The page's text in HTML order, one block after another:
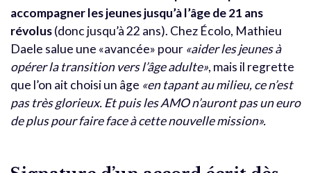
accompagner les jeunes jusqu’à l’âge de 21 ans
révolus(donc jusqu’à 22 ans). Chez Écolo, Mathieu
Daele salue une «avancée» pour «aider les jeunes à
opérer la transition vers l’âge adulte», mais il regrette
que l’on ait choisi un âge «en tapant au milieu, ce n’est
pas très glorieux. Et puis les AMO n’auront pas un euro
de plus pour faire face à cette nouvelle mission».